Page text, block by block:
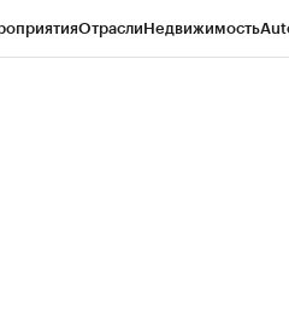
ОтраслиНедвижимость